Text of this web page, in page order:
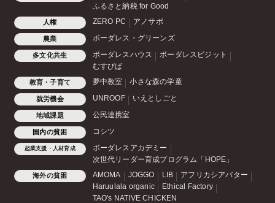
ふるさと納税 for Good
人権 ZERO PC アノサポ
農業 ボーダレス・グリーンズ
多文化共生 ボーダレスハウス
ボーダレスビジット
むすびば
教育・子育て 夢中教室 小さな森の学童
就労機会 UNROOF いえとしごと
地域課題 公民連携室
国内の貧困 コシツ
起業支援・人材育成
ボーダレスアカデミー
次世代リーダー育成プログラム「HOPE」
海外の貧困 AMOMA JOGGO LIB
アフリカシアバター
Haruulala organic
Ethical Factory
TAO's NATIVE CHICKEN